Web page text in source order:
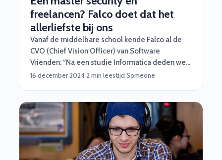
freelancen? Falco doet dat het
allerliefste bij ons
Vanaf de middelbare school kende Falco al de
CVO (Chief Vision Officer) van Software
Vrienden: “Na een studie Informatica deden we
al snel veel mooie projecten samen,
wat hackathons en later wat grotere opdrachten.”
16 december 2024·2 min leestijd·Someone